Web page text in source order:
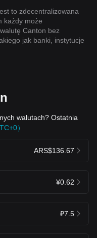
to zdecentralizowana
każdy może
Canton bez
jak banki, instytucje
walutach? Ostatnia
）
ARS$136.67
¥0.62
₽7.5